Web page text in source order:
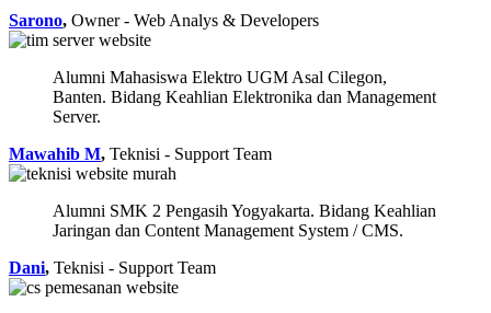
Sarono, Owner - Web Analys & Developers
Alumni Mahasiswa Elektro UGM Asal Cilegon,
Banten. Bidang Keahlian Elektronika dan Management
Server.
Mawahib M, Teknisi - Support Team
Alumni SMK 2 Pengasih Yogyakarta. Bidang Keahlian
Jaringan dan Content Management System / CMS.
Dani, Teknisi - Support Team